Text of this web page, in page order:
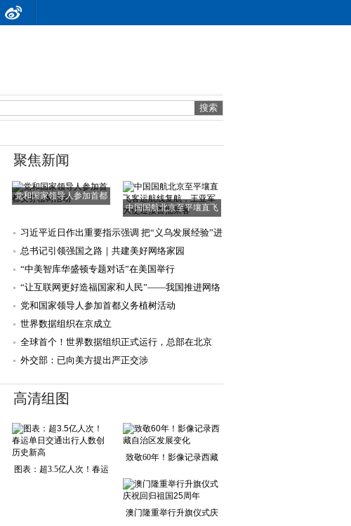
聚焦新闻
党和国家领导人参加首都
中国国航北京至平壤直飞
习近平近日作出重要指示强调 把“义乌发展经验”进
一步总结好
总书记引领强国之路｜共建美好网络家园
“中美智库华盛顿专题对话”在美国举行
“让互联网更好造福国家和人民”——我国推进网络
强国建设助力
党和国家领导人参加首都义务植树活动
世界数据组织在京成立
全球首个！世界数据组织正式运行，总部在北京
外交部：已向美方提出严正交涉
高清组图
图表：超3.5亿人次！春运
致敬60年！影像记录西藏
自治区发展变化
澳门隆重举行升旗仪式庆